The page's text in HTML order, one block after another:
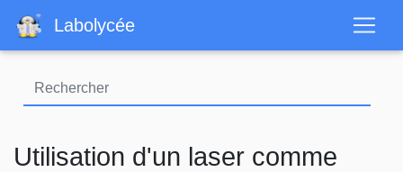
contenu
Labolycée
Utilisation d'un laser comme